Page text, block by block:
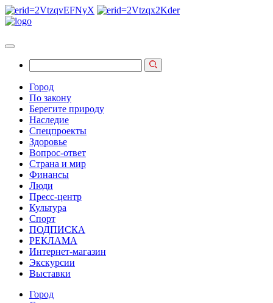
Город
По закону
Берегите природу
Наследие
Спецпроекты
Здоровье
Вопрос-ответ
Страна и мир
Финансы
Люди
Пресс-центр
Культура
Спорт
ПОДПИСКА
РЕКЛАМА
Интернет-магазин
Экскурсии
Выставки
Город